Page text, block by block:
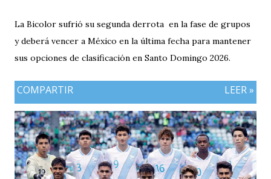
La Bicolor sufrió su segunda derrota en la fase de grupos
y deberá vencer a México en la última fecha para mantener
sus opciones de clasificación en Santo Domingo 2026.
COMPARTIR LEER »